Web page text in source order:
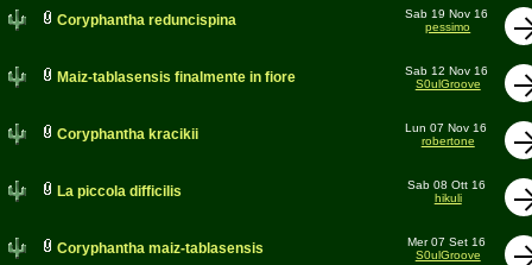
Coryphantha reduncispina
Sab 19 Nov 16
pessimo
Maiz-tablasensis finalmente in fiore
Sab 12 Nov 16
S0ulGroove
Coryphantha kracikii
Lun 07 Nov 16
robertone
La piccola difficilis
Sab 08 Ott 16
hikuli
Coryphantha maiz-tablasensis
Mer 07 Set 16
S0ulGroove